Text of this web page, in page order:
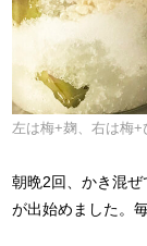
左は梅+麹、右は梅
朝晩2回、かき混
が出始めました。